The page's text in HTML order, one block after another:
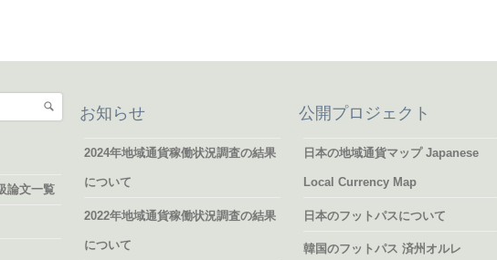
論文一覧
お知らせ
2024年地域通貨稼働状況調査の結果
について
2022年地域通貨稼働状況調査の結果
について
公開プロジェクト
日本の地域通貨マップ Japanese
Local Currency Map
日本のフットパスについて
韓国のフットパス 済州オルレ